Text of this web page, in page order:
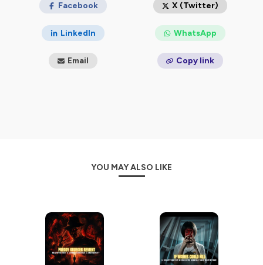
Hébergé par Ausha. Visitez
ausha.co/politique-de-
confidentialitepour plus d'informations.
Facebook X (Twitter)
LinkedIn WhatsApp
Email Copy link
YOU MAY ALSO LIKE